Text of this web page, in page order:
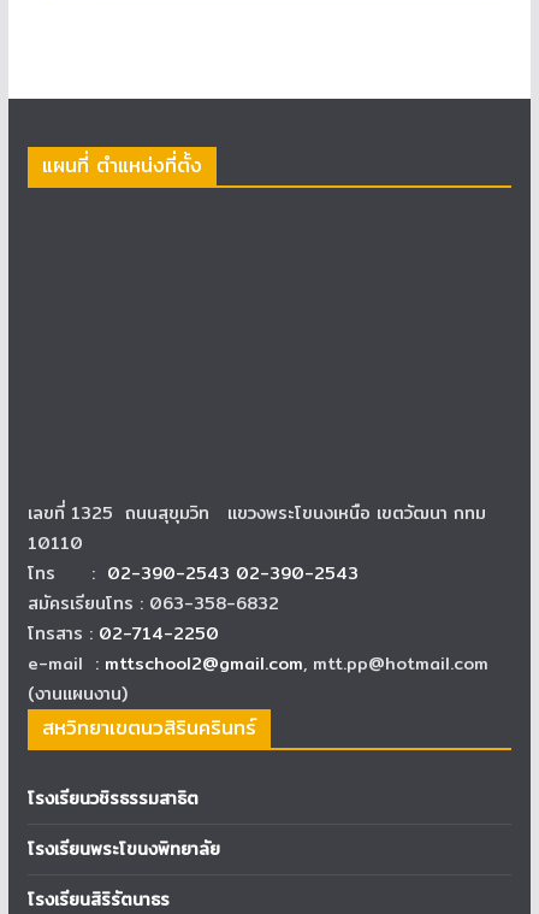
แผนที่ ตำแหน่งที่ตั้ง
เลขที่ 1325 ถนนสุขุมวิท แขวงพระโขนงเหนือ เขตวัฒนา กทม
10110
โทร : 02-390-2543 02-390-2543
สมัครเรียนโทร : 063-358-6832
โทรสาร : 02-714-2250
e-mail : mttschool2@gmail.com, mtt.pp@hotmail.com
(งานแผนงาน)
สหวิทยาเขตนวสิรินครินทร์
โรงเรียนวชิรธรรมสาธิต
โรงเรียนพระโขนงพิทยาลัย
โรงเรียนสิริรัตนาธร